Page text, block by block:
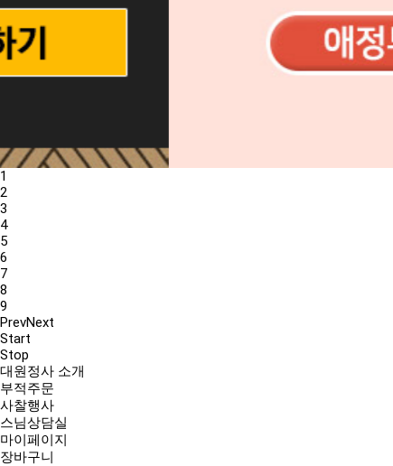
1
2
3
4
5
6
7
8
9
PrevNext
Start
Stop
대원정사 소개
부적주문
사찰행사
스님상담실
마이페이지
장바구니